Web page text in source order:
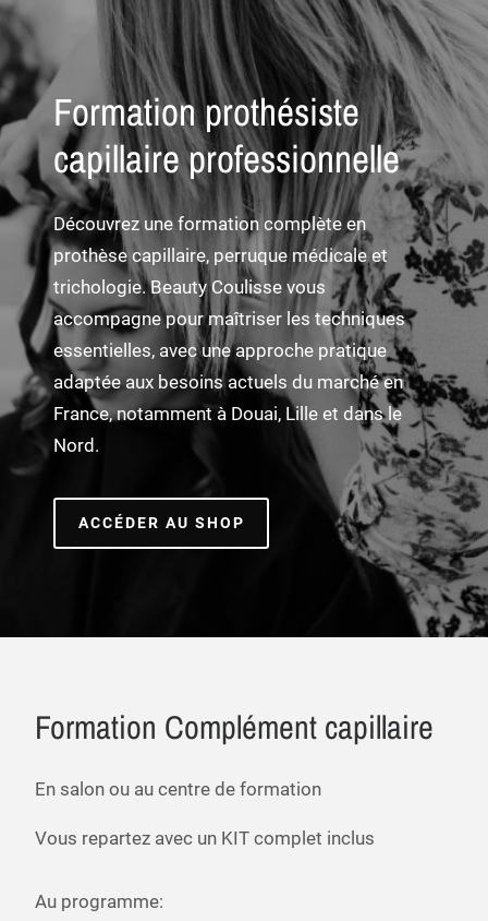
Formation prothésiste
capillaire professionnelle
Découvrez une formation complète en
prothèse capillaire, perruque médicale et
trichologie. Beauty Coulisse vous
accompagne pour maîtriser les techniques
essentielles, avec une approche pratique
adaptée aux besoins actuels du marché en
France, notamment à Douai, Lille et dans le
Nord.
ACCÉDER AU SHOP
Formation Complément capillaire
En salon ou au centre de formation
Vous repartez avec un KIT complet inclus
Au programme: